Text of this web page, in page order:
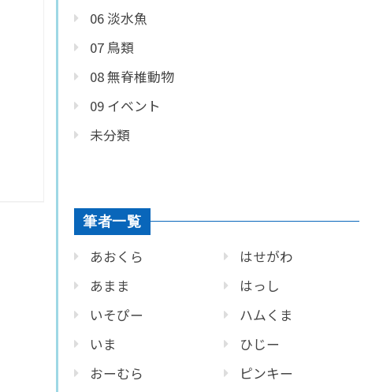
06 淡水魚
07 鳥類
08 無脊椎動物
09 イベント
未分類
筆者一覧
あおくら
あまま
いそぴー
いま
おーむら
はせがわ
はっし
ハムくま
ひじー
ピンキー